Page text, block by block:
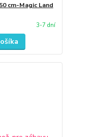
cm-Magic Land
3-7 dní